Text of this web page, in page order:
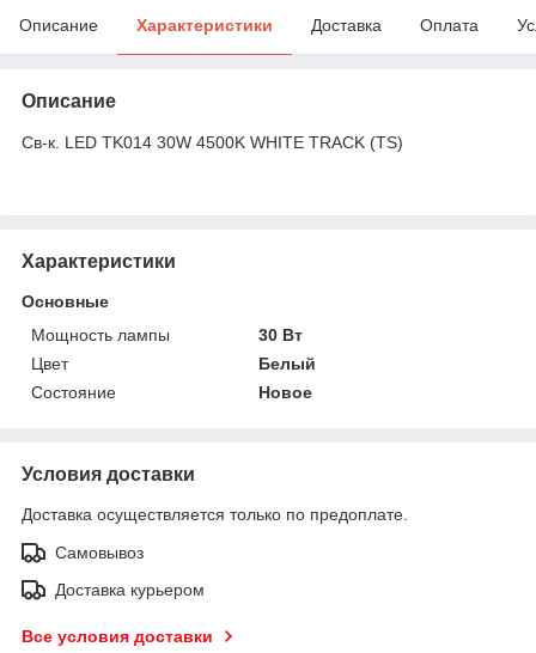
Описание Характеристики Доставка Оплата
Описание
Св-к. LED TK014 30W 4500K WHITE TRACK (TS)
Характеристики
Основные
Мощность лампы
30 Вт
Цвет
Белый
Состояние
Новое
Условия доставки
Доставка осуществляется только по предоплате.
Самовывоз
Доставка курьером
Все условия доставки